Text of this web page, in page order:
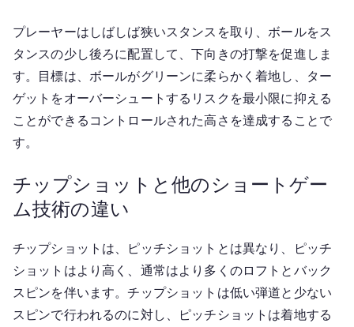
プレーヤーはしばしば狭いスタンスを取り、ボールをス
タンスの少し後ろに配置して、下向きの打撃を促進しま
す。目標は、ボールがグリーンに柔らかく着地し、ター
ゲットをオーバーシュートするリスクを最小限に抑える
ことができるコントロールされた高さを達成することで
す。
チップショットと他のショートゲー
ム技術の違い
チップショットは、ピッチショットとは異なり、ピッチ
ショットはより高く、通常はより多くのロフトとバック
スピンを伴います。チップショットは低い弾道と少ない
スピンで行われるのに対し、ピッチショットは着地する